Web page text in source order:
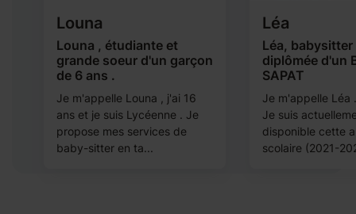
Louna
Louna , étudiante et
grande soeur d'un garçon
de 6 ans .
Je m'appelle Louna , j'ai 16
ans et je suis Lycéenne . Je
propose mes services de
baby-sitter en ta...
Léa
Léa, babysitter
diplômée d'un
SAPAT
Je m'appelle Léa
Je suis
disponible cette
scolaire (2021-